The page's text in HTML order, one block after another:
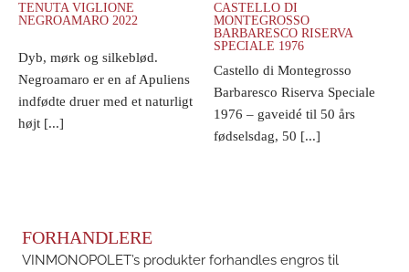
TENUTA VIGLIONE
NEGROAMARO 2022
Dyb, mørk og silkeblød.
Negroamaro er en af Apuliens
indfødte druer med et naturligt
højt [...]
CASTELLO DI
MONTEGROSSO
BARBARESCO RISERVA
SPECIALE 1976
Castello di Montegrosso
Barbaresco Riserva Speciale
1976 – gaveidé til 50 års
fødselsdag, 50 [...]
FORHANDLERE
VINMONOPOLET’s produkter forhandles engros til